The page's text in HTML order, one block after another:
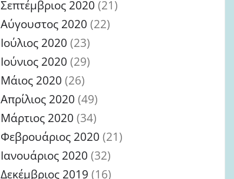
Σεπτέμβριος 2020 (21)
Αύγουστος 2020 (22)
Ιούλιος 2020 (23)
Ιούνιος 2020 (29)
Μάιος 2020 (26)
Απρίλιος 2020 (49)
Μάρτιος 2020 (34)
Φεβρουάριος 2020 (21)
Ιανουάριος 2020 (32)
Δεκέμβριος 2019 (16)